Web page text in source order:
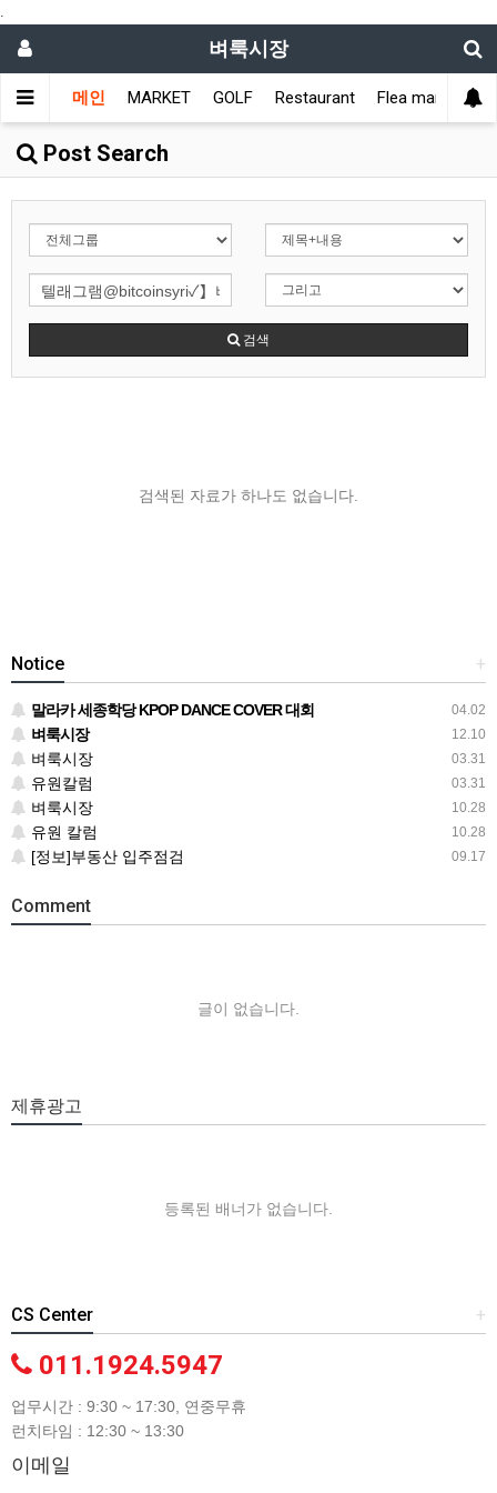
.
벼룩시장
메인 MARKET GOLF Restaurant Flea market
Post Search
검색
검색된 자료가 하나도 없습니다.
+
Notice
04.02
말라카 세종학당 KPOP DANCE COVER 대회
12.10
벼룩시장
03.31
벼룩시장
03.31
유원칼럼
10.28
벼룩시장
10.28
유원 칼럼
09.17
[정보]부동산 입주점검
Comment
글이 없습니다.
제휴광고
등록된 배너가 없습니다.
+
CS Center
011.1924.5947
업무시간 : 9:30 ~ 17:30, 연중무휴
런치타임 : 12:30 ~ 13:30
이메일